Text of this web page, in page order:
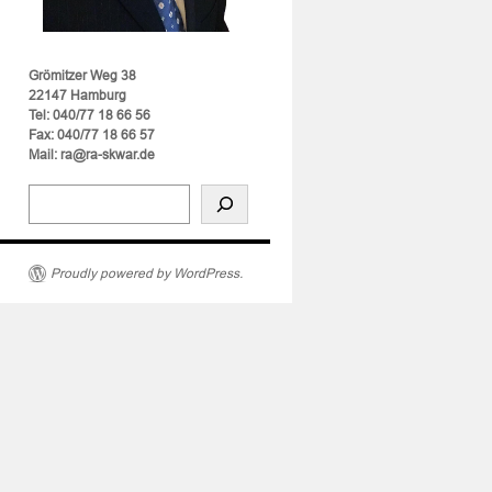
Grömitzer Weg 38
22147 Hamburg
Tel: 040/77 18 66 56
Fax: 040/77 18 66 57
Mail: ra@ra-skwar.de
Proudly powered by WordPress.